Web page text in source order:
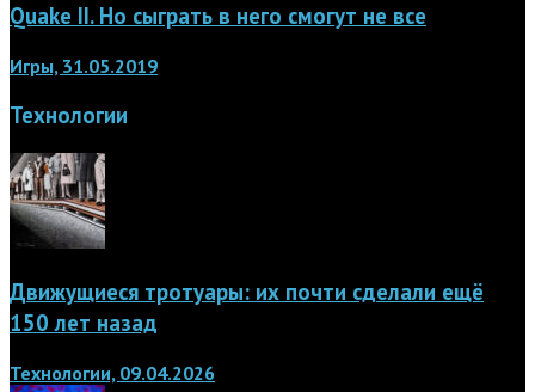
Quake II. Но сыграть в него смогут не все
Игры, 31.05.2019
Технологии
Движущиеся тротуары: их почти сделали ещё
150 лет назад
Технологии, 09.04.2026